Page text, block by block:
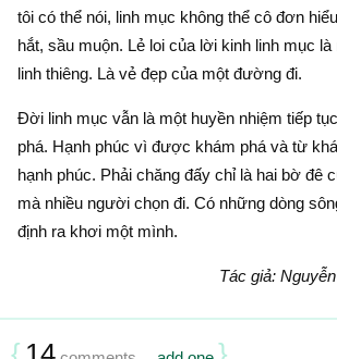
tôi có thể nói, linh mục không thể cô đơn
hắt, sầu muộn. Lẻ loi của lời kinh linh mục
linh thiêng. Là vẻ đẹp của một đường đi.
Đời linh mục vẫn là một huyền nhiệm tiếp
phá. Hạnh phúc vì được khám phá và từ
hạnh phúc. Phải chăng đấy chỉ là hai bờ đê
mà nhiều người chọn đi. Có những dòng
định ra khơi một mình.
Tác giả: